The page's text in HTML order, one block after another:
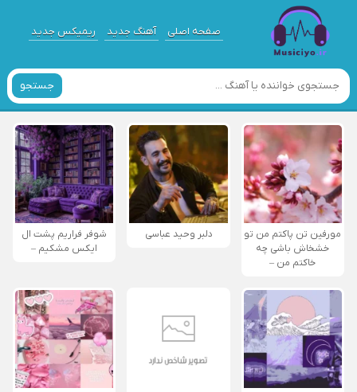
صفحه اصلی آهنگ جدید ریمیکس جدید
جستجو
مورفین تن پاکتم من تو
خشخاش باشی چه
خاکتم من –
دلبر وحید عباسی
شوفر فراریم پشت ال
ایکس مشکیم –